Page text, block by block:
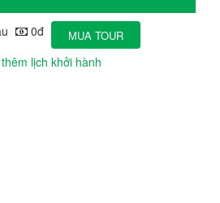
0đ MUA TOUR
lịch khởi hành